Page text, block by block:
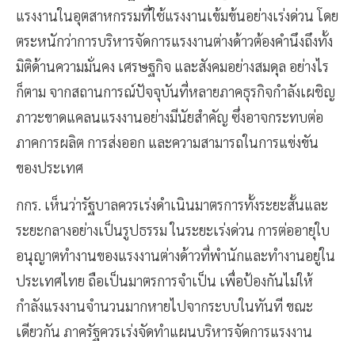
แรงงานในอุตสาหกรรมที่ใช้แรงงานเข้มข้นอย่างเร่งด่วน โดย
ตระหนักว่าการบริหารจัดการแรงงานต่างด้าวต้องคำนึงถึงทั้ง
มิติด้านความมั่นคง เศรษฐกิจ และสังคมอย่างสมดุล อย่างไร
ก็ตาม จากสถานการณ์ปัจจุบันที่หลายภาคธุรกิจกำลังเผชิญ
ภาวะขาดแคลนแรงงานอย่างมีนัยสำคัญ ซึ่งอาจกระทบต่อ
ภาคการผลิต การส่งออก และความสามารถในการแข่งขัน
ของประเทศ
กกร. เห็นว่ารัฐบาลควรเร่งดำเนินมาตรการทั้งระยะสั้นและ
ระยะกลางอย่างเป็นรูปธรรม ในระยะเร่งด่วน การต่ออายุใบ
อนุญาตทำงานของแรงงานต่างด้าวที่พำนักและทำงานอยู่ใน
ประเทศไทย ถือเป็นมาตรการจำเป็น เพื่อป้องกันไม่ให้
กำลังแรงงานจำนวนมากหายไปจากระบบในทันที ขณะ
เดียวกัน ภาครัฐควรเร่งจัดทำแผนบริหารจัดการแรงงาน